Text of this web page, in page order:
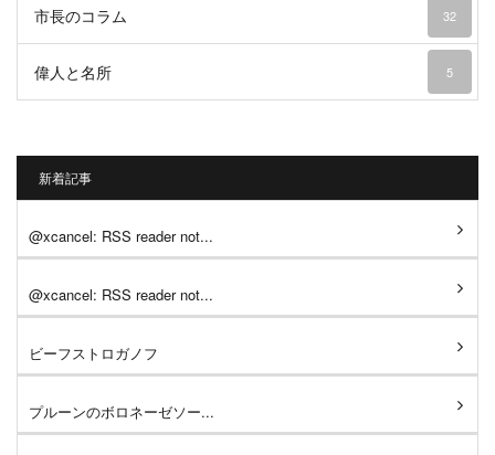
市長のコラム 32
偉人と名所 5
新着記事
@xcancel: RSS reader not...
@xcancel: RSS reader not...
ビーフストロガノフ
プルーンのボロネーゼソー...